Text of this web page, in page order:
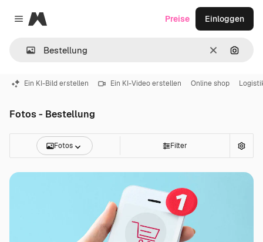
Close menu
Magnific
LöschenNach
Preise Einloggen
Ein KI-Bild erstellen Ein KI-Video erstellen Online shop
Fotos - Bestellung
Fotos Filter